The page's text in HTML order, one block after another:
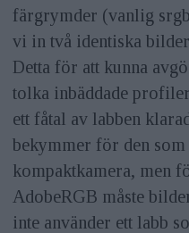
färgrymder (vanlig
vi in två identiska
Detta för att kunna
tolka inbäddade
ett fåtal av labben
bekymmer för den som
kompaktkamera, men
AdobeRGB måste
inte använder ett labb